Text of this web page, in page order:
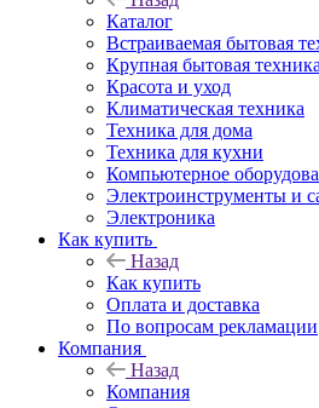
Каталог
Встраиваемая бытовая
Крупная бытовая техника
Красота и уход
Климатическая техника
Техника для дома
Техника для кухни
Компьютерное
Электроинструменты и
Электроника
Как купить
Назад
Как купить
Оплата и доставка
По вопросам рекламации
Компания
Назад
Компания